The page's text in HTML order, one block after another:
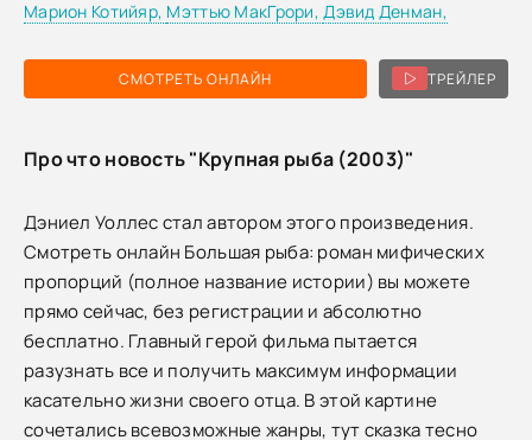
СМОТРЕТЬ ОНЛАЙН ТРЕЙЛЕР
Марион Котийяр, Мэттью МакГрори,Дэвид Денман,
Про что новость "Крупная рыба (2003)"
Дэниел Уоллес стал автором этого произведения.
Смотреть онлайн Большая рыба: роман мифических
пропорций (полное название истории) вы можете
прямо сейчас, без регистрации и абсолютно
бесплатно. Главный герой фильма пытается
разузнать все и получить максимум информации
касательно жизни своего отца. В этой картине
сочетались всевозможные жанры, тут сказка тесно